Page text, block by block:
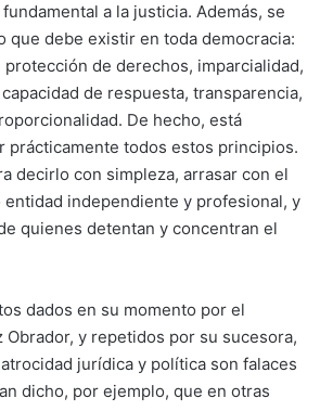
a la justicia. Además, se
que debe existir en toda democracia:
protección de derechos, imparcialidad,
de respuesta, transparencia,
De hecho, está
prácticamente todos estos principios.
decirlo con simpleza, arrasar con el
independiente y profesional, y
quienes detentan y concentran el
dados en su momento por el
y repetidos por su sucesora,
jurídica y política son falaces
dicho, por ejemplo, que en otras